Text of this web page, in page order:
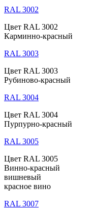
RAL 3002
Цвет RAL 3002
Карминно-красный
RAL 3003
Цвет RAL 3003
Рубиново-красный
RAL 3004
Цвет RAL 3004
Пурпурно-красный
RAL 3005
Цвет RAL 3005
Винно-красный
вишневый
красное вино
RAL 3007